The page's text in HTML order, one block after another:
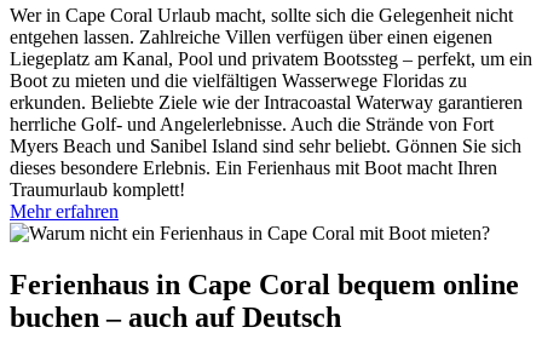
Wer in Cape Coral Urlaub macht, sollte sich die Gelegenheit nicht
entgehen lassen. Zahlreiche Villen verfügen über einen eigenen
Liegeplatz am Kanal, Pool und privatem Bootssteg – perfekt, um ein
Boot zu mieten und die vielfältigen Wasserwege Floridas zu
erkunden. Beliebte Ziele wie der Intracoastal Waterway garantieren
herrliche Golf- und Angelerlebnisse. Auch die Strände von Fort
Myers Beach und Sanibel Island sind sehr beliebt. Gönnen Sie sich
dieses besondere Erlebnis. Ein Ferienhaus mit Boot macht Ihren
Traumurlaub komplett!
Mehr erfahren
Ferienhaus in Cape Coral bequem online
buchen – auch auf Deutsch